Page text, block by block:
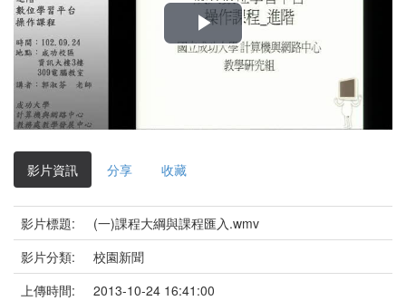
播
影
影片資訊 分享 收藏
影片標題:
(一)課程大綱與課程匯入.wmv
影片分類:
校園新聞
上傳時間:
2013-10-24 16:41:00